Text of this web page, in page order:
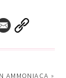
AMMONIACA »